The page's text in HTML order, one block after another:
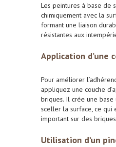
Les peintures à base de
chimiquement avec la
formant une liaison
résistantes aux
Application d’une
Pour améliorer
appliquez une couche
briques. Il crée une
sceller la surface, ce qui
important sur des
Utilisation d’un